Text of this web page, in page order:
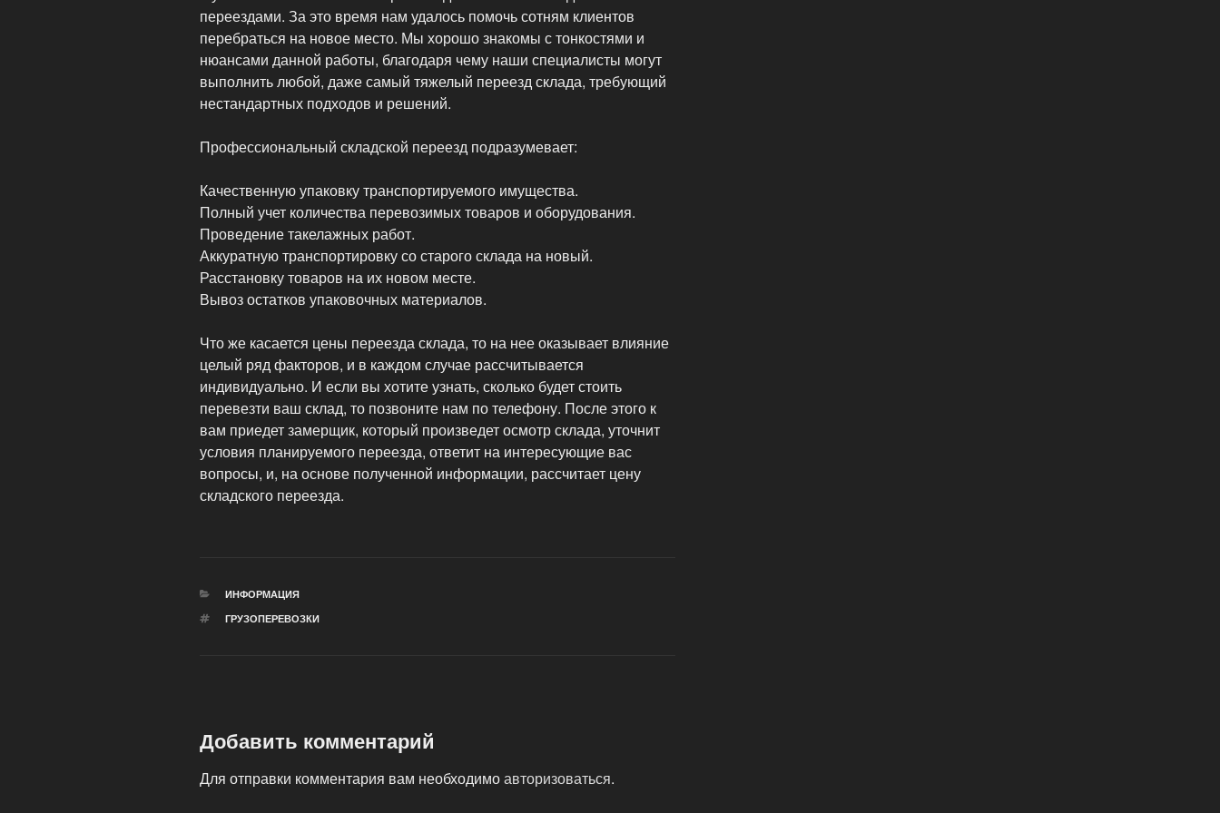
переездами. За это время нам удалось помочь сотням клиентов
перебраться на новое место. Мы хорошо знакомы с тонкостями и
нюансами данной работы, благодаря чему наши специалисты могут
выполнить любой, даже самый тяжелый переезд склада, требующий
нестандартных подходов и решений.
Профессиональный складской переезд подразумевает:
Качественную упаковку транспортируемого имущества.
Полный учет количества перевозимых товаров и оборудования.
Проведение такелажных работ.
Аккуратную транспортировку со старого склада на новый.
Расстановку товаров на их новом месте.
Вывоз остатков упаковочных материалов.
Что же касается цены переезда склада, то на нее оказывает влияние
целый ряд факторов, и в каждом случае рассчитывается
индивидуально. И если вы хотите узнать, сколько будет стоить
перевезти ваш склад, то позвоните нам по телефону. После этого к
вам приедет замерщик, который произведет осмотр склада, уточнит
условия планируемого переезда, ответит на интересующие вас
вопросы, и, на основе полученной информации, рассчитает цену
складского переезда.
РУБРИКИ
ИНФОРМАЦИЯ
МЕТКИ
ГРУЗОПЕРЕВОЗКИ
Добавить комментарий
Для отправки комментария вам необходимоавторизоваться.